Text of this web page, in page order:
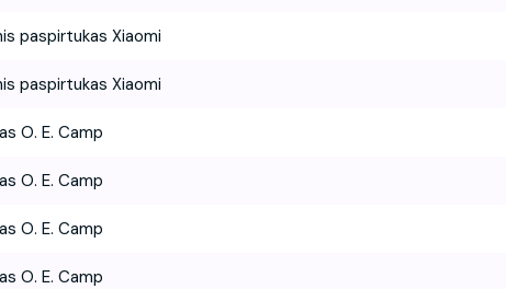
paspirtukas Xiaomi
paspirtukas Xiaomi
O. E. Camp
O. E. Camp
O. E. Camp
O. E. Camp